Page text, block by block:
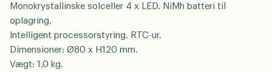
Monokrystallinske solceller 4 x LED. NiMh batteri til
oplagring.
Intelligent processorstyring. RTC-ur.
Dimensioner: Ø80 x H120 mm.
Vægt: 1,0 kg.